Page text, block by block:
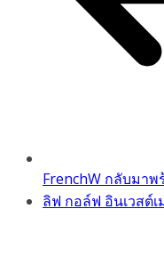
FrenchW กลับมาพ
ลิฟ กอล์ฟ อินเวสต์